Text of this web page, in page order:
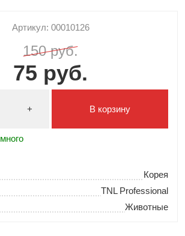
Артикул: 00010126
150 руб.
75 руб.
+
много
В корзину
Корея
TNL Professional
Животные